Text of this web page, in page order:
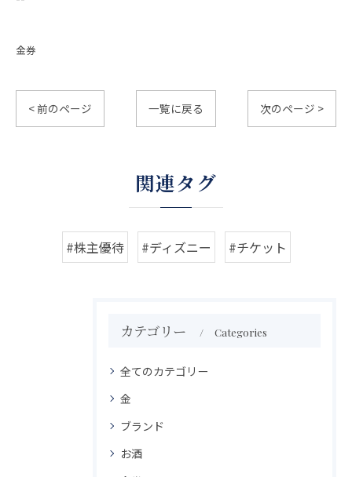
金券
< 前のページ 一覧に戻る 次のページ >
関連タグ
#株主優待 #ディズニー #チケット
カテゴリー Categories
全てのカテゴリー
金
ブランド
お酒